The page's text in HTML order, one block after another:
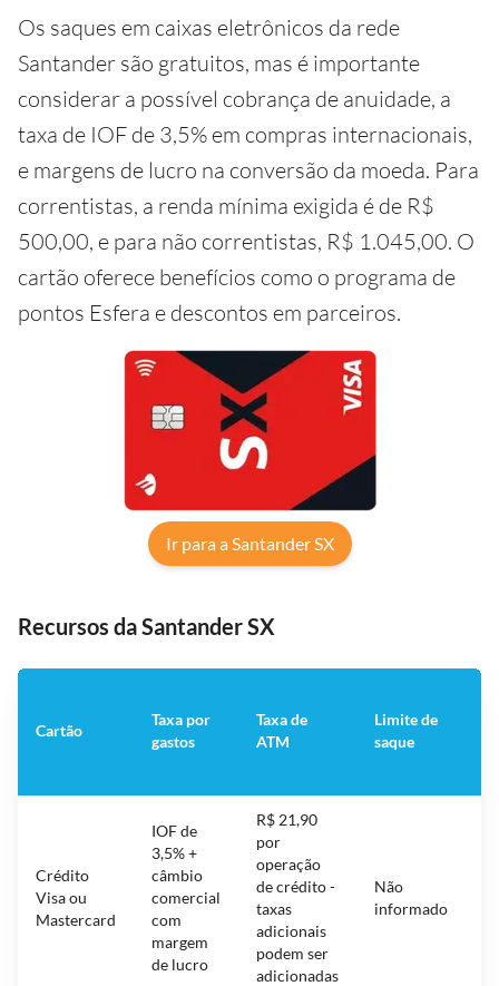
Os saques em caixas eletrônicos da rede
Santander são gratuitos, mas é importante
considerar a possível cobrança de anuidade, a
taxa de IOF de 3,5% em compras internacionais,
e margens de lucro na conversão da moeda. Para
correntistas, a renda mínima exigida é de R$
500,00, e para não correntistas, R$ 1.045,00. O
cartão oferece benefícios como o programa de
pontos Esfera e descontos em parceiros.
Ir para a Santander SX
Recursos da Santander SX
Cartão
Taxa por
gastos
Taxa de
ATM
Limite de
saque
Crédito
Visa ou
Mastercard
IOF de
3,5% +
câmbio
comercial
com
margem
de lucro
R$ 21,90
por
operação
de crédito -
taxas
adicionais
podem ser
adicionadas
Não
informado